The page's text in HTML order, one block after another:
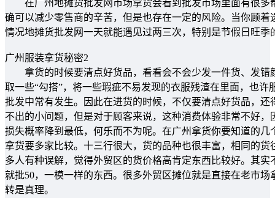
在广州地摊货批发网市场拿货会看到批发市场里面有很多
确可以减少零售商的辛苦，但是也存在一定的风险。当你顾
情况地摊货批发网一天就能遇见过两三次，特别是节假日旺
广州服装拿货秘密2
拿货的时候要清点好货品，看看会不会少发一件货、发错
取一些“勾搭”，将一些瑕疵不易发现的衣服残渣在里面，也
批发中常有发生。因此在进货的时候，不仅要清点好货品，
不出的小问题，但是对于顾客来说，这种消费体验非常不好
损失概率降到最低，何乐而不为呢。在广州拿货你要知道的几
拿货要多家比较。十三行很大，货的品种也很丰富，相同的
多人有种误解，觉得外贸区的货价格高肯定东西比较好。其
就批50，一模一样的东西。很多外贸区摊位就是直接在老市
转是真理。